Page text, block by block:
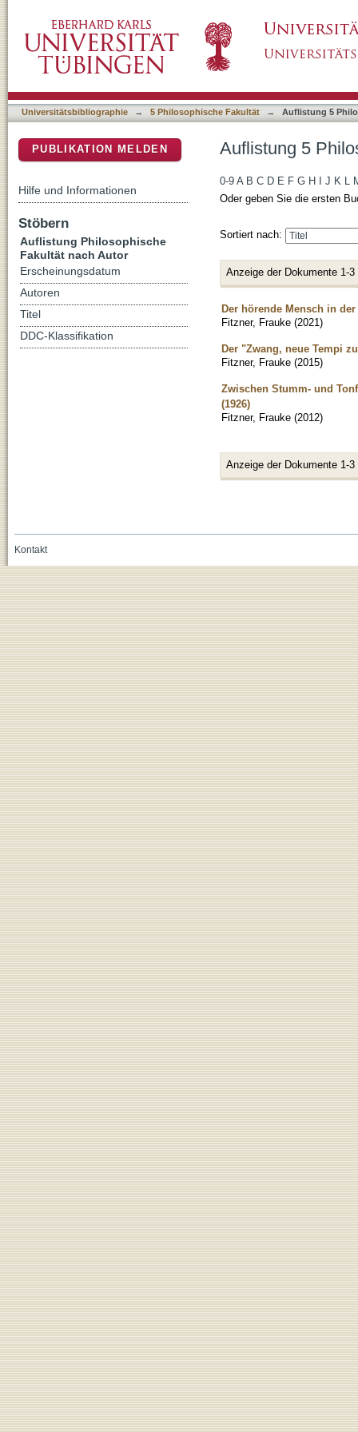
Universitätsbibliographie → 5 Philosophische Fakultät → Auflistung 5
Auflistung 5
0-9 A B C D E F G H J K L
Oder geben Sie die ersten
Sortiert nach:
Anzeige der Dokumente 1-3
Der hörende Mensch in
Fitzner, Frauke (2021)
Der "Zwang, neue Tempi
Fitzner, Frauke (2015)
Zwischen Stumm- und
(1926)
Fitzner, Frauke (2012)
Anzeige der Dokumente 1-3
PUBLIKATION MELDEN
Hilfe und Informationen
Stöbern
Auflistung Philosophische
Fakultät nach Autor
Erscheinungsdatum
Autoren
Titel
DDC-Klassifikation
Kontakt